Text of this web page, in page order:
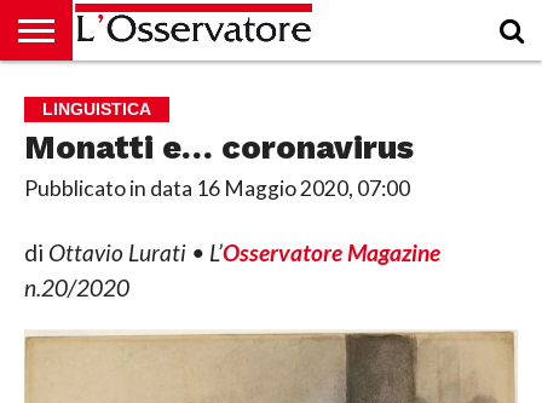
CULTURA
ECONOMIA
RUBRICHE
ARCHIVIO
PODCAST
ABBONAMENTO
CHI
SIAMO
ACCEDI
LINGUISTICA
Monatti e… coronavirus
Pubblicato in data 16 Maggio 2020, 07:00
di Ottavio Lurati • L’Osservatore Magazine
n.20/2020